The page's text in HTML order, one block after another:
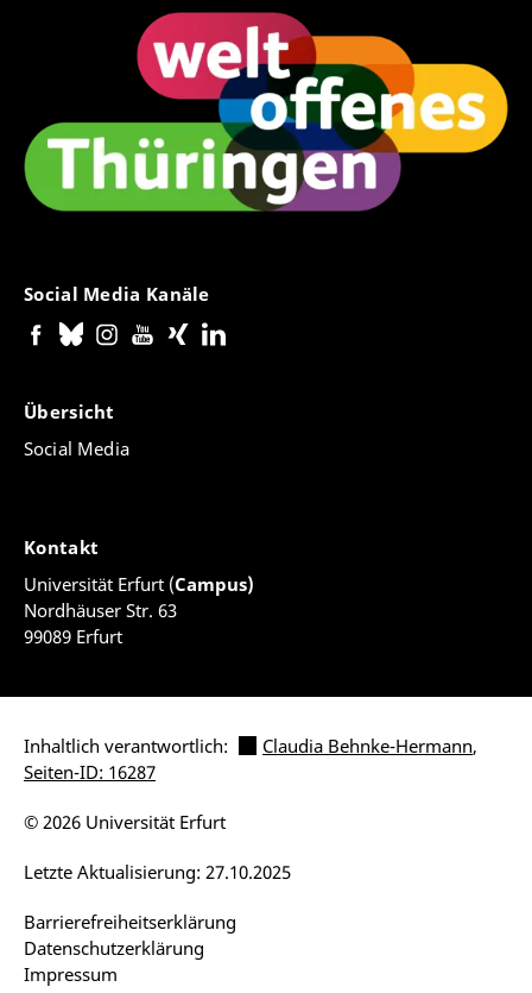
Social Media Kanäle
Übersicht
Social Media
Kontakt
Universität Erfurt (Campus)
Nordhäuser Str. 63
99089 Erfurt
Inhaltlich verantwortlich: Claudia Behnke-Hermann,
Seiten-ID: 16287
Barrierefreiheitserklärung
Datenschutzerklärung
Impressum
Letzte Aktualisierung: 27.10.2025
© 2026 Universität Erfurt